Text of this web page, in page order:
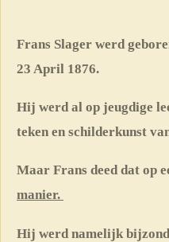
Frans Slager werd
23 April 1876.
Hij werd al op jeugdige
teken en schilderkunst
Maar Frans deed dat op
manier.
Hij werd namelijk